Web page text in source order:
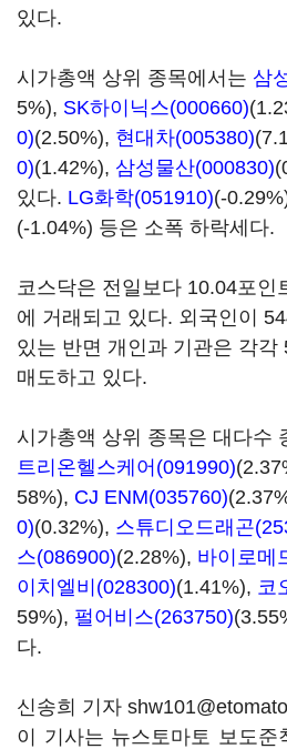
있다.
시가총액 상위 종목에서는 삼
5%), SK하이닉스(000660)
0)(2.50%), 현대차(005380)
0)(1.42%), 삼성물산(000830)
있다. LG화학(051910)(-
(-1.04%) 등은 소폭 하락세다.
코스닥은 전일보다 10.04포인
에 거래되고 있다. 외국인이
있는 반면 개인과 기관은 각각
매도하고 있다.
시가총액 상위 종목은 대다수
트리온헬스케어(091990)
58%), CJ ENM(035760)
0)(0.32%), 스튜디오드래곤
스(086900)(2.28%), 바이로메
이치엘비(028300)(1.41%), 코
59%), 펄어비스(263750)
다.
신송희 기자
이 기사는 뉴스토마토 보도